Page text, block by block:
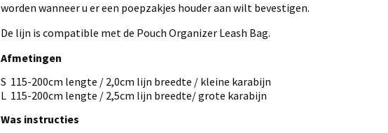
worden wanneer u er een poepzakjes houder aan wilt bevestigen.
De lijn is compatible met de Pouch Organizer Leash Bag.
Afmetingen
S 115-200cm lengte / 2,0cm lijn breedte / kleine karabijn
L 115-200cm lengte / 2,5cm lijn breedte/ grote karabijn
Was instructies